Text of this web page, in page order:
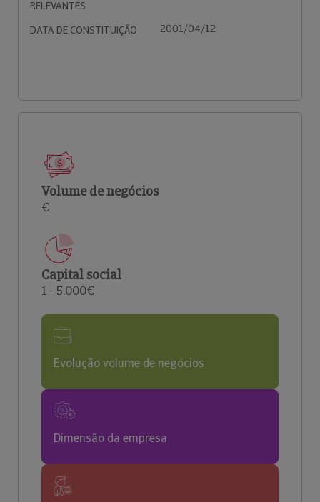
RELEVANTES
DATA DE CONSTITUIÇÃO 2001/04/12
Volume de negócios
€
Capital social
1 - 5.000€
Evolução volume de negócios
Dimensão da empresa